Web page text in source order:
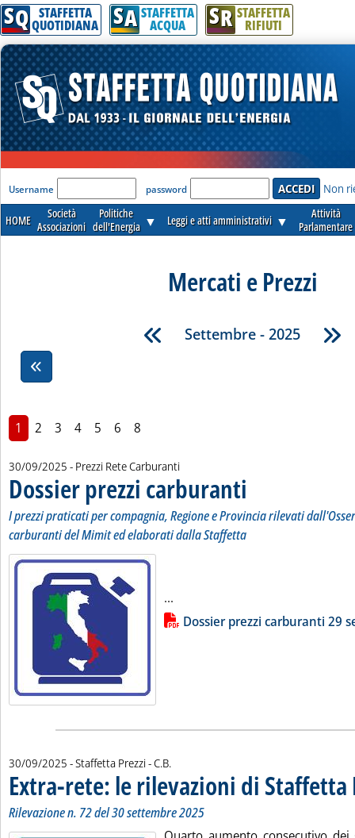
SQ STAFFETTA
QUOTIDIANA SA STAFFETTA
ACQUA SR STAFFETTA
RIFIUTI
'Modulo Login per accedere'
Username password Non
HOME
Società
Associazioni
Politiche
dell'Energia ▼ Leggi e atti amministrativi ▼
Attività
Parlamentare
Mercati e Prezzi
Settembre - 2025
1 2 3 4 5 6 8
30/09/2025 - Prezzi Rete Carburanti
Dossier prezzi carburanti
I prezzi praticati per compagnia, Regione e Provincia rilevati
carburanti del Mimit ed elaborati dalla Staffetta
...
Lista allegati PDF alla notiziaDossier prezzi carburanti 29
30/09/2025 - Staffetta Prezzi -di:
C.B.
Extra-rete: le rilevazioni di Staffetta
Rilevazione n. 72 del 30 settembre 2025